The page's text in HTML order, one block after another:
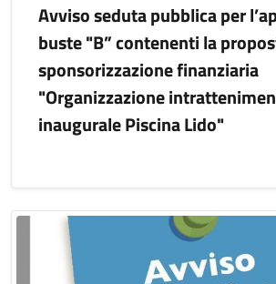
Avviso seduta pubblica per
buste "B” contenenti la
sponsorizzazione finanziaria
"Organizzazione
inaugurale Piscina Lido"